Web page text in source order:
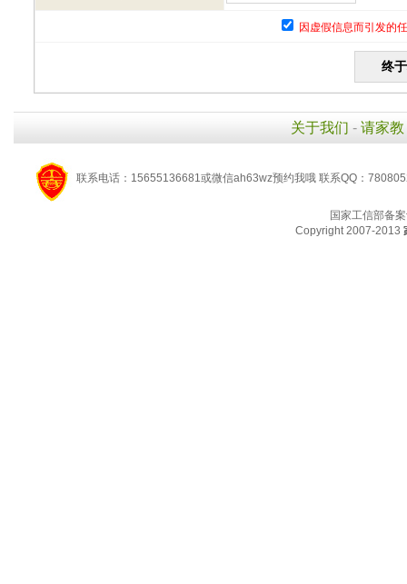
因虚假信息而引发的
关于我们 - 请家教
联系电话：15655136681或微信ah63wz预约我哦 联系QQ：
国家工信部备
Copyright 2007-2013